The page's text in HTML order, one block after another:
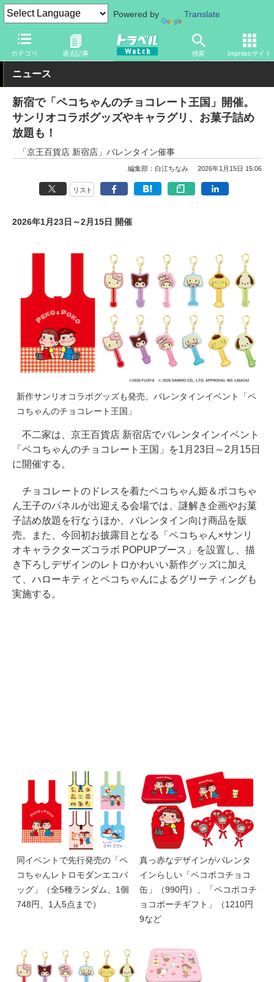
Powered by Translate
カテゴリ 過去記事 検索 Impressサイト
トラベル Watch 旅のアイテム 旅行グッズ キャラクター
ニュース
新宿で「ペコちゃんのチョコレート王国」開催。
サンリオコラボグッズやキャラグリ、お菓子詰め
放題も！
「京王百貨店 新宿店」バレンタイン催事
編集部：白江ちなみ 2026年1月15日 15:06
リスト
2026年1月23日～2月15日 開催
新作サンリオコラボグッズも発売。バレンタインイベント「ペ
コちゃんのチョコレート王国」
不二家は、京王百貨店 新宿店でバレンタインイベント
「ペコちゃんのチョコレート王国」を1月23日～2月15日
に開催する。
チョコレートのドレスを着たペコちゃん姫＆ポコちゃ
ん王子のパネルが出迎える会場では、謎解き企画やお菓
子詰め放題を行なうほか、バレンタイン向け商品を販
売。また、今回初お披露目となる「ペコちゃん×サンリ
オキャラクターズコラボ POPUPブース」を設置し、描
き下ろしデザインのレトロかわいい新作グッズに加え
て、ハローキティとペコちゃんによるグリーティングも
実施する。
同イベントで先行発売の「ペ
コちゃんレトロモダンエコバ
ッグ」（全5種ランダム、1個
748円、1人5点まで）
真っ赤なデザインがバレンタ
インらしい「ペコポコチョコ
缶」（990円）、「ペコポコチ
ョコポーチギフト」（1210円
9など